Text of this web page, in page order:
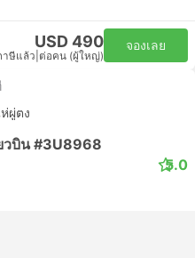
USD 490
าษีแล้ว ต่อคน (ผู้ใหญ่)
จองเลย
ผู่ตง
วบิน #3U8968
5.0